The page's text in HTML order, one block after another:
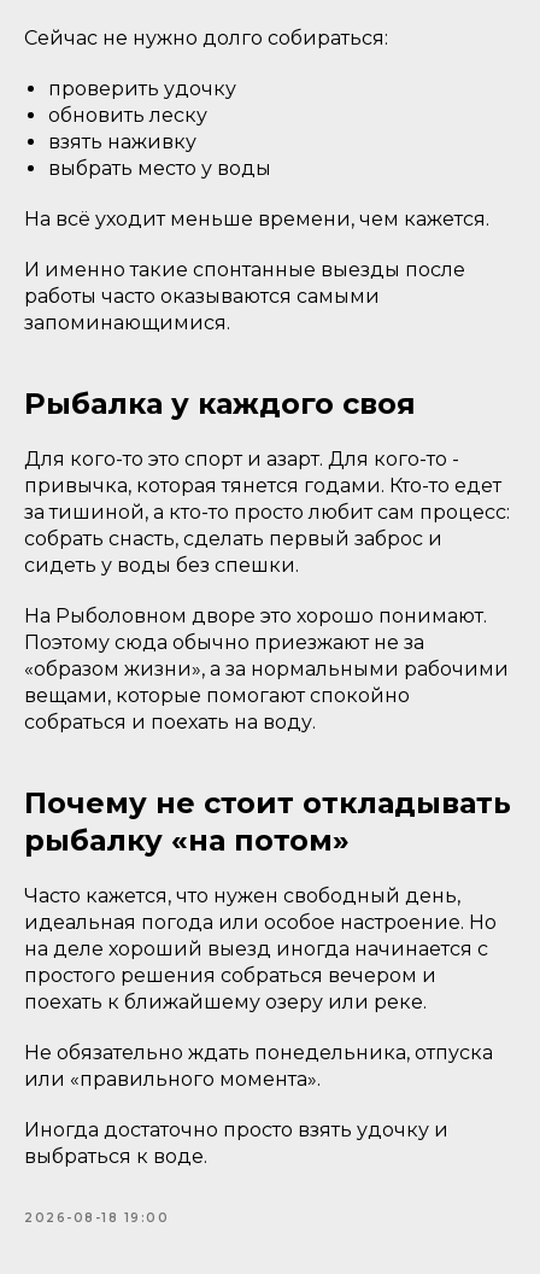
Сейчас не нужно долго собираться:
проверить удочку
обновить леску
взять наживку
выбрать место у воды
На всё уходит меньше времени, чем кажется.
И именно такие спонтанные выезды после
работы часто оказываются самыми
запоминающимися.
Рыбалка у каждого своя
Для кого-то это спорт и азарт. Для кого-то -
привычка, которая тянется годами. Кто-то едет
за тишиной, а кто-то просто любит сам процесс:
собрать снасть, сделать первый заброс и
сидеть у воды без спешки.
На Рыболовном дворе это хорошо понимают.
Поэтому сюда обычно приезжают не за
«образом жизни», а за нормальными рабочими
вещами, которые помогают спокойно
собраться и поехать на воду.
Почему не стоит откладывать
рыбалку «на потом»
Часто кажется, что нужен свободный день,
идеальная погода или особое настроение. Но
на деле хороший выезд иногда начинается с
простого решения собраться вечером и
поехать к ближайшему озеру или реке.
Не обязательно ждать понедельника, отпуска
или «правильного момента».
Иногда достаточно просто взять удочку и
выбраться к воде.
2026-08-18 19:00